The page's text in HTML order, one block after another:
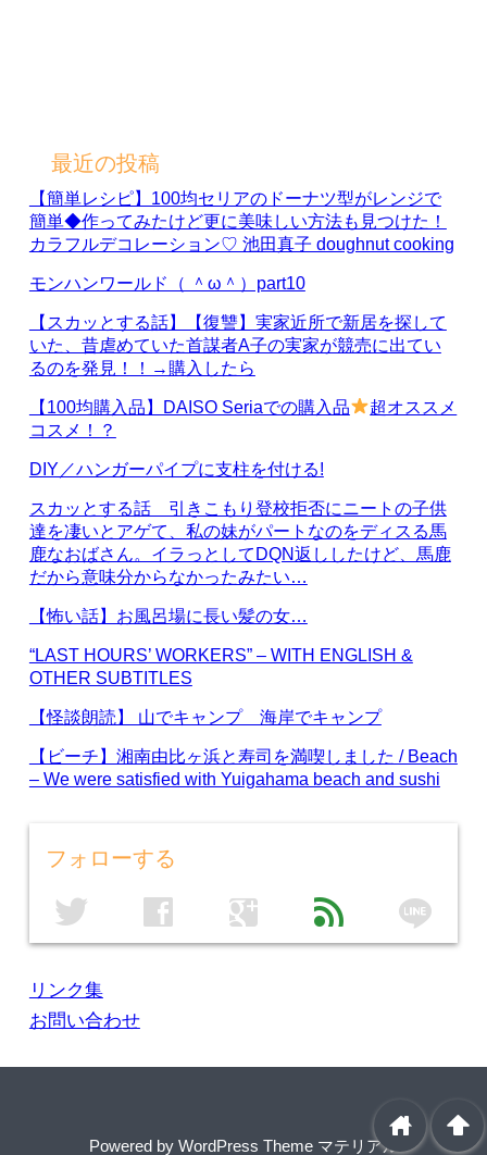
最近の投稿
【簡単レシピ】100均セリアのドーナツ型がレンジで
簡単◆作ってみたけど更に美味しい方法も見つけた！
カラフルデコレーション♡ 池田真子 doughnut cooking
モンハンワールド（ ＾ω＾）part10
【スカッとする話】【復讐】実家近所で新居を探して
いた、昔虐めていた首謀者A子の実家が競売に出てい
るのを発見！！→購入したら
【100均購入品】DAISO Seriaでの購入品
超オススメ
コスメ！？
DIY／ハンガーパイプに支柱を付ける!
スカッとする話 引きこもり登校拒否にニートの子供
達を凄いとアゲて、私の妹がパートなのをディスる馬
鹿なおばさん。イラっとしてDQN返ししたけど、馬鹿
だから意味分からなかったみたい…
【怖い話】お風呂場に長い髪の女…
“LAST HOURS’ WORKERS” – WITH ENGLISH &
OTHER SUBTITLES
【怪談朗読】 山でキャンプ 海岸でキャンプ
【ビーチ】湘南由比ヶ浜と寿司を満喫しました / Beach
– We were satisfied with Yuigahama beach and sushi
フォローする
twitter facebook google feed line
リンク集
お問い合わせ
Powered by WordPress Theme マテリアル
arrowup
home